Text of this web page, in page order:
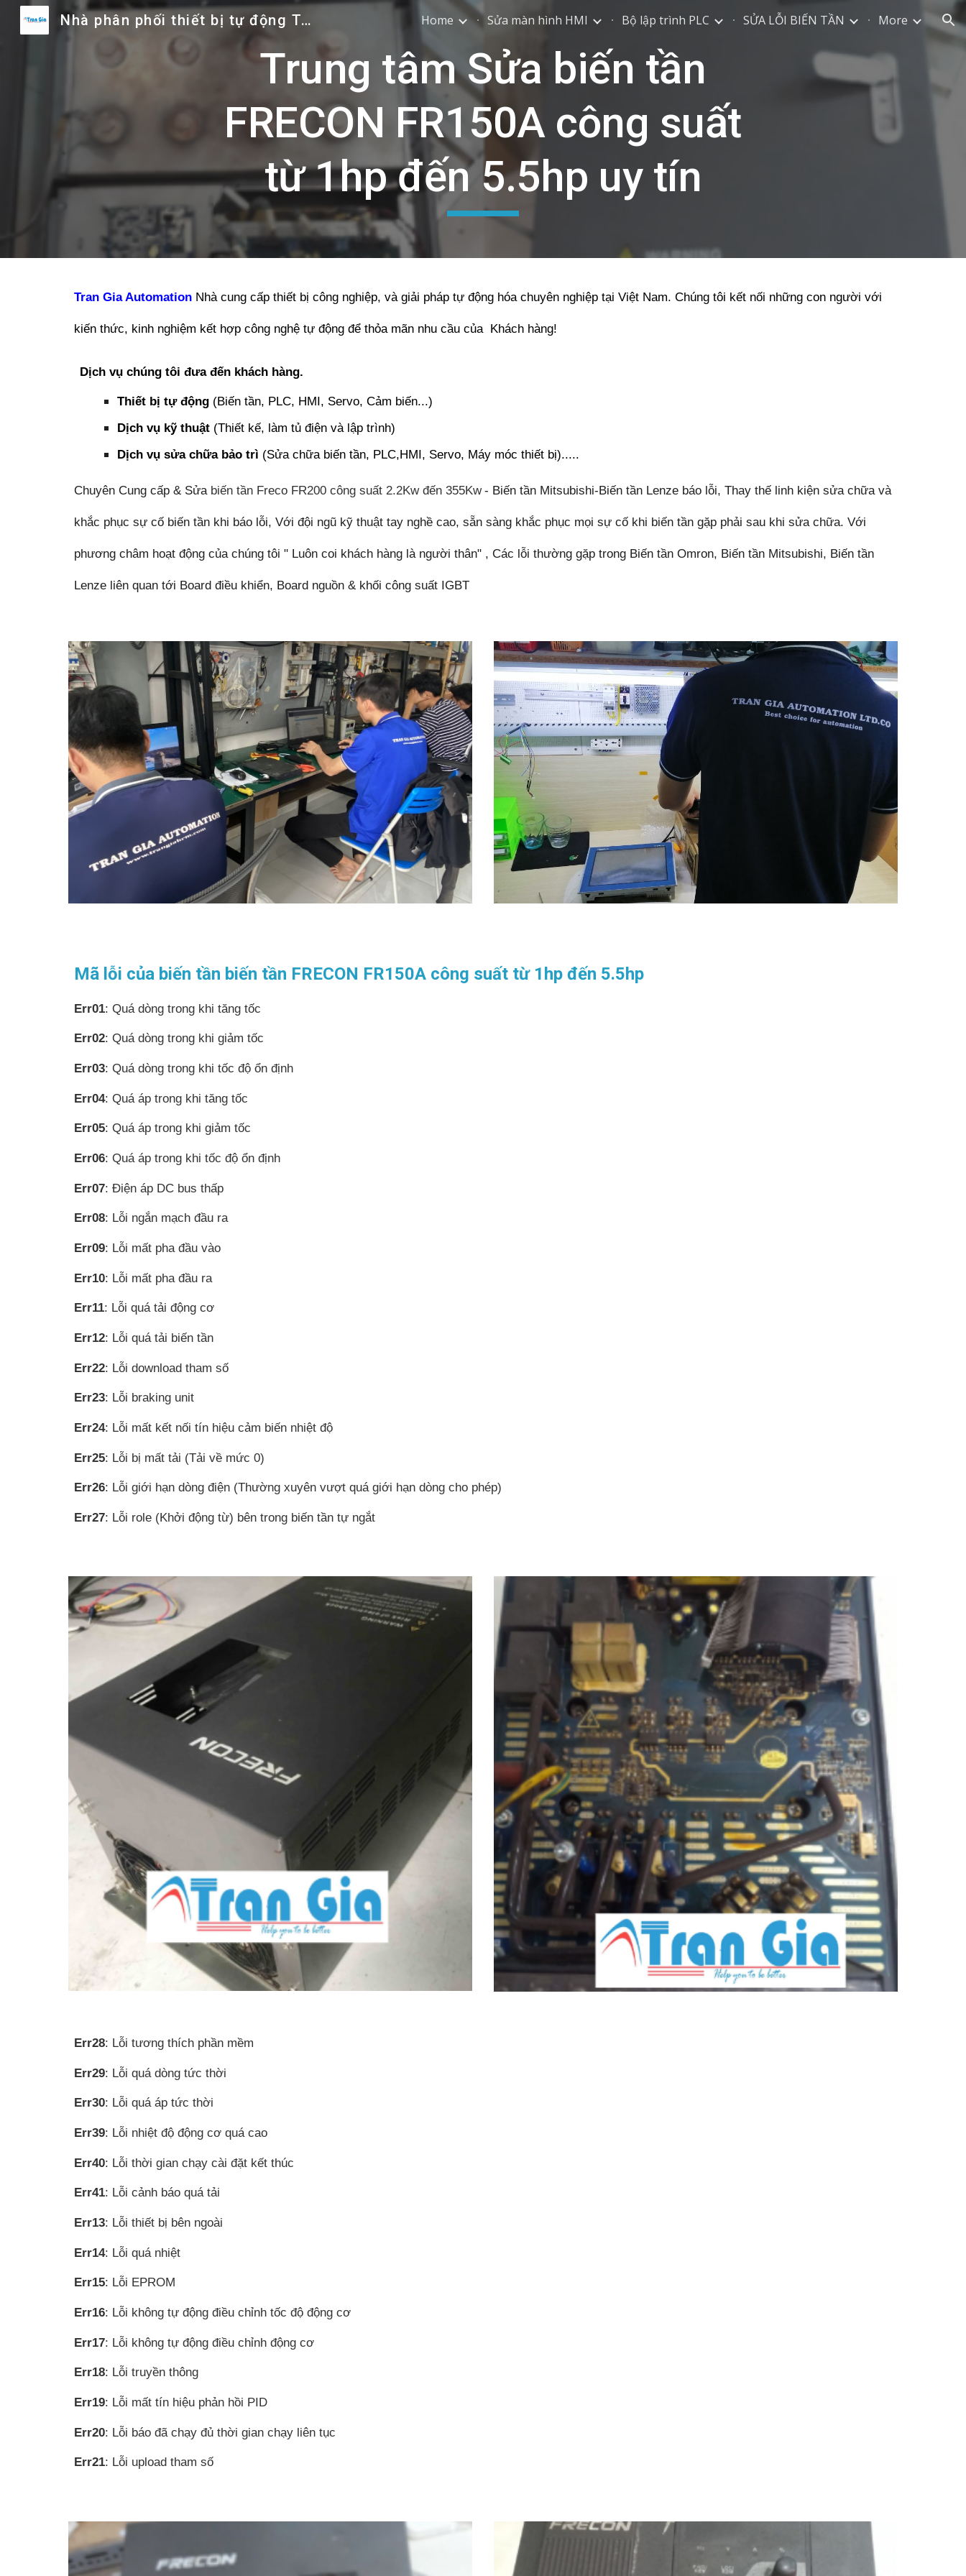
Skip to main content Skip to navigation
Nhà phân phối thiết bị tự động Trần Gia Home Sửa màn hình HMI Bộ lập trình PLC SỬA LỖI BIẾN TẦN More
Trung tâm Sửa biến tần
FRECON FR150A công suất
từ 1hp đến 5.5hp uy tín
Tran Gia Automation Nhà cung cấp thiết bị công nghiệp, và giải pháp tự động hóa chuyên nghiệp tại Việt Nam. Chúng tôi kết nối những con người với
kiến thức, kinh nghiệm kết hợp công nghệ tự động để thỏa mãn nhu cầu của Khách hàng!
Dịch vụ chúng tôi đưa đến khách hàng.
Thiết bị tự động(Biến tần, PLC, HMI, Servo, Cảm biến...)
Dịch vụ kỹ thuật(Thiết kế, làm tủ điện và lập trình)
Dịch vụ sửa chữa bảo trì (Sửa chữa biến tần, PLC,HMI, Servo, Máy móc thiết bị).....
Chuyên Cung cấp & Sửa biến tần Freco FR200 công suất 2.2Kw đến 355Kw - Biến tần Mitsubishi-Biến tần Lenze báo lỗi, Thay thế linh kiện sửa chữa và
khắc phục sự cố biến tần khi báo lỗi, Với đội ngũ kỹ thuật tay nghề cao, sẵn sàng khắc phục mọi sự cố khi biến tần gặp phải sau khi sửa chữa. Với
phương châm hoạt động của chúng tôi " Luôn coi khách hàng là người thân" , Các lỗi thường gặp trong Biến tần Omron, Biến tần Mitsubishi, Biến tần
Lenze liên quan tới Board điều khiển, Board nguồn & khối công suất IGBT
Mã lỗi của biến tần biến tần FRECON FR150A công suất từ 1hp đến 5.5hp
Err01: Quá dòng trong khi tăng tốc
Err02: Quá dòng trong khi giảm tốc
Err03: Quá dòng trong khi tốc độ ổn định
Err04: Quá áp trong khi tăng tốc
Err05: Quá áp trong khi giảm tốc
Err06: Quá áp trong khi tốc độ ổn định
Err07: Điện áp DC bus thấp
Err08: Lỗi ngắn mạch đầu ra
Err09: Lỗi mất pha đầu vào
Err10: Lỗi mất pha đầu ra
Err11: Lỗi quá tải động cơ
Err12: Lỗi quá tải biến tần
Err22: Lỗi download tham số
Err23: Lỗi braking unit
Err24: Lỗi mất kết nối tín hiệu cảm biến nhiệt độ
Err25: Lỗi bị mất tải (Tải về mức 0)
Err26: Lỗi giới hạn dòng điện (Thường xuyên vượt quá giới hạn dòng cho phép)
Err27: Lỗi role (Khởi động từ) bên trong biến tần tự ngắt
Err28: Lỗi tương thích phần mềm
Err29: Lỗi quá dòng tức thời
Err30: Lỗi quá áp tức thời
Err39: Lỗi nhiệt độ động cơ quá cao
Err40: Lỗi thời gian chạy cài đặt kết thúc
Err41: Lỗi cảnh báo quá tải
Err13: Lỗi thiết bị bên ngoài
Err14: Lỗi quá nhiệt
Err15: Lỗi EPROM
Err16: Lỗi không tự động điều chỉnh tốc độ động cơ
Err17: Lỗi không tự động điều chỉnh động cơ
Err18: Lỗi truyền thông
Err19: Lỗi mất tín hiệu phản hồi PID
Err20: Lỗi báo đã chạy đủ thời gian chạy liên tục
Err21: Lỗi upload tham số